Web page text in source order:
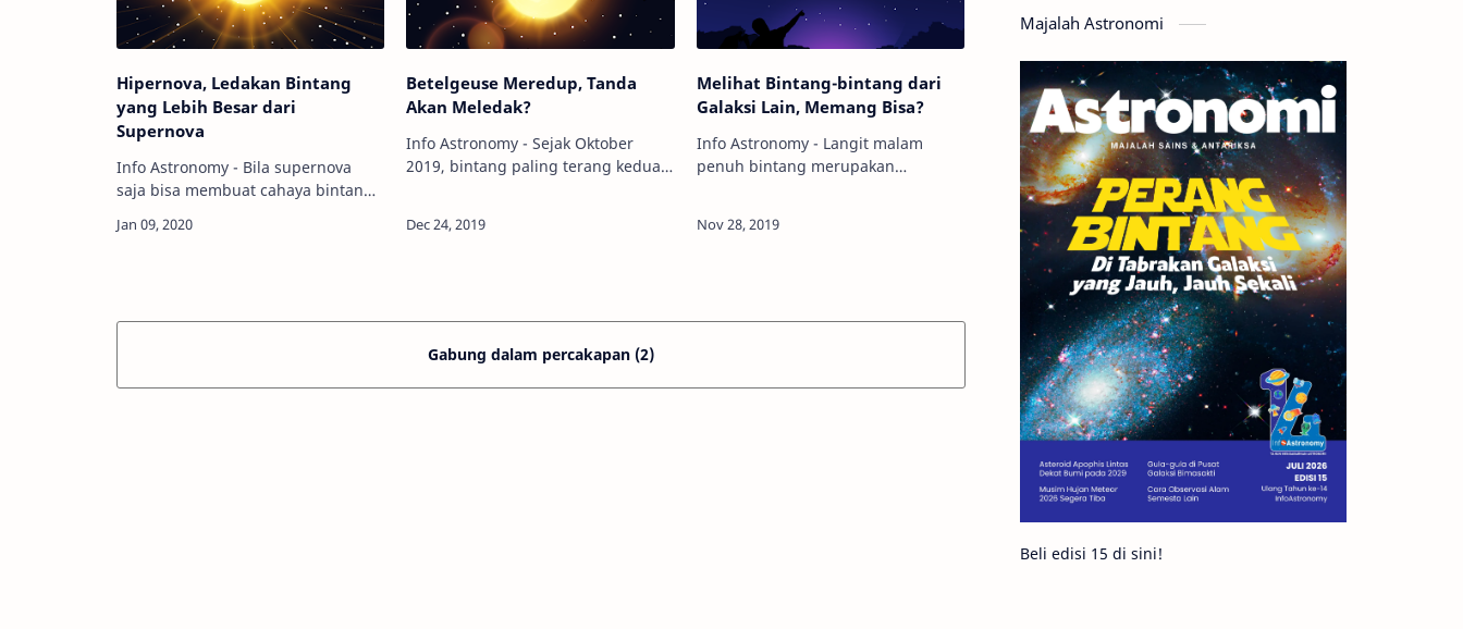
Hipernova, Ledakan Bintang
yang Lebih Besar dari
Supernova
Info Astronomy - Bila supernova
saja bisa membuat cahaya bintang
setara dengan cahaya gabungan
Betelgeuse Meredup, Tanda
Akan Meledak?
Info Astronomy - Sejak Oktober
2019, bintang paling terang kedua
penyebabnya? Atau ini tanda sang
Melihat Bintang-bintang dari
Galaksi Lain, Memang Bisa?
Info Astronomy - Langit malam
penuh bintang merupakan
pencita langit malam. Ada begitu
Gabung dalam percakapan (2)
Aurora Supernova
Nebula Sponsored
Matahari Mars
Planet Katai Featured
GMT 2016 History
Hoax Bima Sakti
Meteor Gerhana
Komet ISON Jupiter
Planet Kerdil Bumi
Pengetahuan Berita
Majalah Astronomi
Beli edisi 15 di sini!